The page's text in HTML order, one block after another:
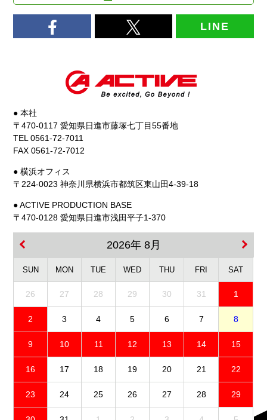
LINE
● 本社
〒470-0117 愛知県日進市藤塚七丁目55番地
TEL 0561-72-7011
FAX 0561-72-7012
● 横浜オフィス
〒224-0023 神奈川県横浜市都筑区東山田4-39-18
● ACTIVE PRODUCTION BASE
〒470-0128 愛知県日進市浅田平子1-370
2026年 8月
SUN MON TUE WED THU FRI SAT
26 27 28 29 30 31 1
2 3 4 5 6 7 8
9 10 11 12 13 14 15
16 17 18 19 20 21 22
23 24 25 26 27 28 29